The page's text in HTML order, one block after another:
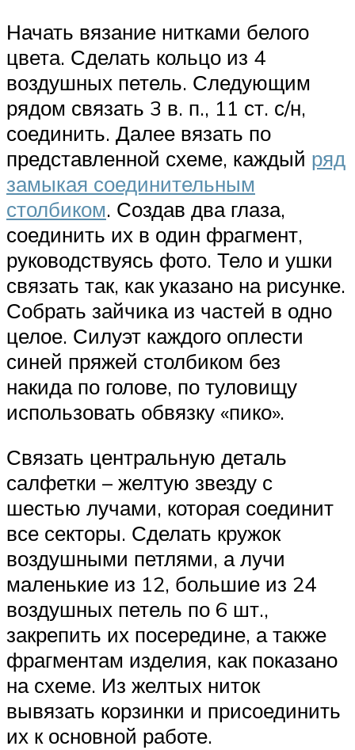
Начать вязание нитками белого
цвета. Сделать кольцо из 4
воздушных петель. Следующим
рядом связать 3 в. п., 11 ст. с/н,
соединить. Далее вязать по
представленной схеме, каждый ряд
замыкая соединительным
столбиком. Создав два глаза,
соединить их в один фрагмент,
руководствуясь фото. Тело и ушки
связать так, как указано на рисунке.
Собрать зайчика из частей в одно
целое. Силуэт каждого оплести
синей пряжей столбиком без
накида по голове, по туловищу
использовать обвязку «пико».
Связать центральную деталь
салфетки – желтую звезду с
шестью лучами, которая соединит
все секторы. Сделать кружок
воздушными петлями, а лучи
маленькие из 12, большие из 24
воздушных петель по 6 шт.,
закрепить их посередине, а также
фрагментам изделия, как показано
на схеме. Из желтых ниток
вывязать корзинки и присоединить
их к основной работе.